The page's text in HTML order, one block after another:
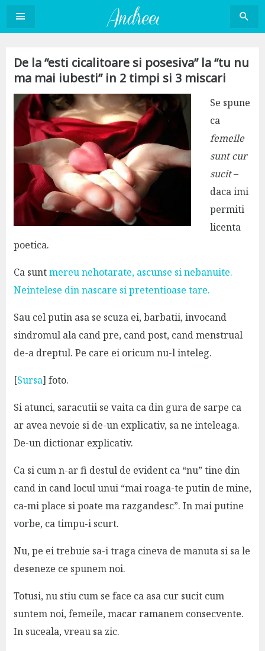
Sari
conținut
De la “esti cicalitoare si posesiva” la “tu nu
ma mai iubesti” in 2 timpi si 3 miscari
Se spune
ca
femeile
sunt cur
sucit–
daca imi
permiti
licenta
poetica.
Ca suntmereu nehotarate, ascunse si nebanuite.
Neintelese din nascare si pretentioase tare.
Sau cel putin asa se scuza ei, barbatii, invocand
sindromul ala cand pre, cand post, cand menstrual
de-a dreptul. Pe care ei oricum nu-l inteleg.
[Sursa] foto.
Si atunci, saracutii se vaita ca din gura de sarpe ca
ar avea nevoie si de-un explicativ, sa ne inteleaga.
De-un dictionar explicativ.
Ca si cum n-ar fi destul de evident ca “nu” tine din
cand in cand locul unui “mai roaga-te putin de mine,
ca-mi place si poate ma razgandesc”. In mai putine
vorbe, ca timpu-i scurt.
Nu, pe ei trebuie sa-i traga cineva de manuta si sa le
deseneze ce spunem noi.
Totusi, nu stiu cum se face ca asa cur sucit cum
suntem noi, femeile, macar ramanem consecvente.
In suceala, vreau sa zic.